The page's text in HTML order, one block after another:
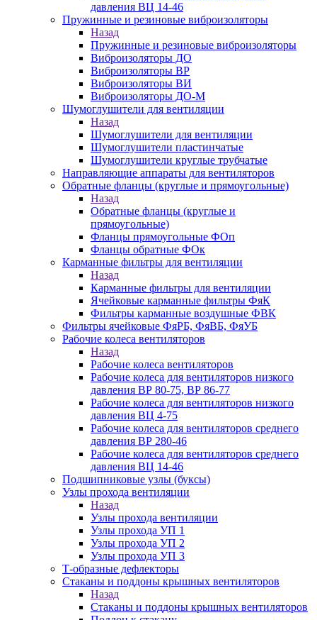
давления ВЦ 14-46
Пружинные и резиновые виброизоляторы
Назад
Пружинные и резиновые виброизоляторы
Виброизоляторы ДО
Виброизоляторы ВР
Виброизоляторы ВИ
Виброизоляторы ДО-М
Шумоглушители для вентиляции
Назад
Шумоглушители для вентиляции
Шумоглушители пластинчатые
Шумоглушители круглые трубчатые
Направляющие аппараты для вентиляторов
Обратные фланцы (круглые и прямоугольные)
Назад
Обратные фланцы (круглые и
прямоугольные)
Фланцы прямоугольные ФОп
Фланцы обратные ФОк
Карманные фильтры для вентиляции
Назад
Карманные фильтры для вентиляции
Ячейковые карманные фильтры ФяК
Фильтры карманные воздушные ФВК
Фильтры ячейковые ФяРБ, ФяВБ, ФяУБ
Рабочие колеса вентиляторов
Назад
Рабочие колеса вентиляторов
Рабочие колеса для вентиляторов низкого
давления ВР 80-75, ВР 86-77
Рабочие колеса для вентиляторов низкого
давления ВЦ 4-75
Рабочие колеса для вентиляторов среднего
давления ВР 280-46
Рабочие колеса для вентиляторов среднего
давления ВЦ 14-46
Подшипниковые узлы (буксы)
Узлы прохода вентиляции
Назад
Узлы прохода вентиляции
Узлы прохода УП 1
Узлы прохода УП 2
Узлы прохода УП 3
Т-образные дефлекторы
Стаканы и поддоны крышных вентиляторов
Назад
Стаканы и поддоны крышных вентиляторов